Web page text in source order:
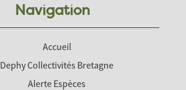
Navigation
Accueil
Dephy Collectivités Bretagne
Alerte Espèces